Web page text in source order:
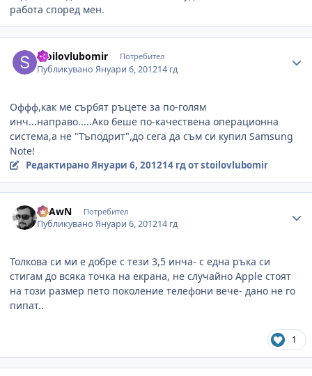
работа според мен.
stoilovlubomir Потребител
ПубликуваноЯнуари 6, 201214 гд
Оффф,как ме сърбят ръцете за по-голям
инч...направо.....Ако беше по-качествена операционна
система,а не "Тъподрит",до сега да съм си купил Samsung
Note!
РедактираноЯнуари 6, 201214 гдот stoilovlubomir
SpAwN Потребител
ПубликуваноЯнуари 6, 201214 гд
Толкова си ми е добре с тези 3,5 инча- с една ръка си
стигам до всяка точка на екрана, не случайно Apple стоят
на този размер пето поколение телефони вече- дано не го
пипат..
1